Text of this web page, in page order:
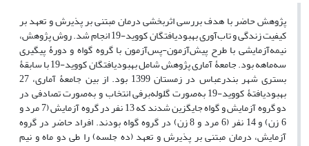
پژوهش حاضر با هدف بررسی اثربخشی درمان مبتنی بر پذیرش و تعهد بر
کیفیت زندگی و تاب‌آوری بهبودیافتگان کووید-19 انجام شد. روش پژوهش،
نیمه‌آزمایشی با طرح پیش‌آزمون-پس‌آزمون با گروه گواه و دورۀ پیگیری
سه‌ماهه بود. جامعۀ آماری پژوهش شامل بهبودیافتگان کووید-19 با سابقۀ
بستری شهر بندرعباس در زمستان 1399 بود. از بین جامعۀ آماری، 27
بهبودیافتۀ کووید-19 به‌صورت گلوله‌برفی انتخاب و به‌صورت تصادفی در
دو گروه آزمایش و گواه جایگزین شدند که 13 نفر در گروه آزمایش (7 مرد و
6 زن) و 14 نفر (6 مرد و 8 زن) در گروه گواه بودند. افراد حاضر در گروه
آزمایش، درمان مبتنی بر پذیرش و تعهد (ده جلسه) را طی دو ماه و نیم